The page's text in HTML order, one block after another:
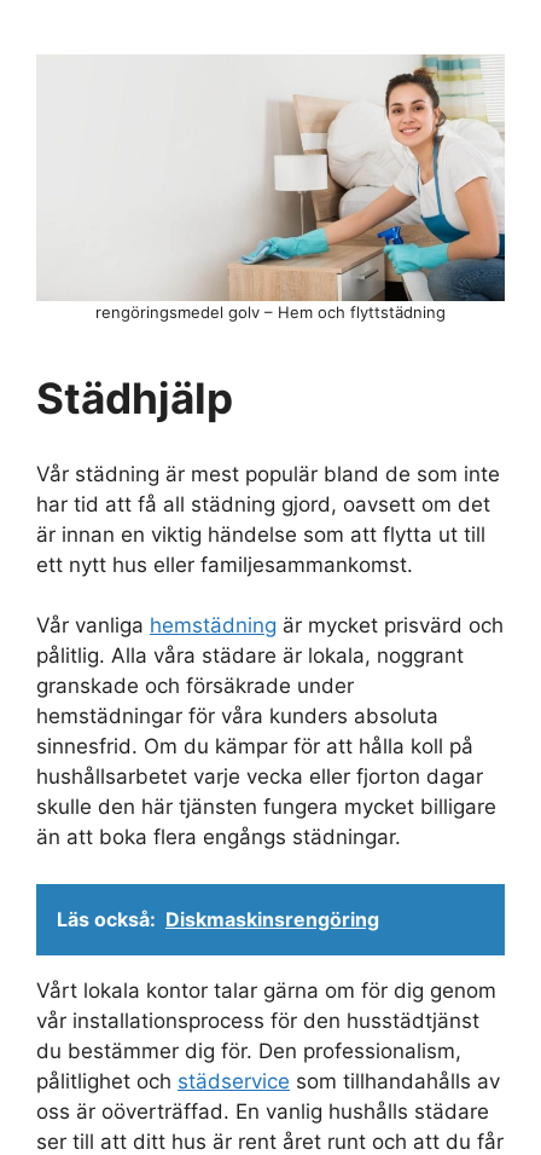
Städhjälp
Vår städning är mest populär bland de som inte
har tid att få all städning gjord, oavsett om det
är innan en viktig händelse som att flytta ut till
ett nytt hus eller familjesammankomst.
Vår vanliga hemstädning är mycket prisvärd och
pålitlig. Alla våra städare är lokala, noggrant
granskade och försäkrade under
hemstädningar för våra kunders absoluta
sinnesfrid. Om du kämpar för att hålla koll på
hushållsarbetet varje vecka eller fjorton dagar
skulle den här tjänsten fungera mycket billigare
än att boka flera engångs städningar.
Läs också: Diskmaskinsrengöring
Vårt lokala kontor talar gärna om för dig genom
vår installationsprocess för den husstädtjänst
du bestämmer dig för. Den professionalism,
pålitlighet och städservice som tillhandahålls av
oss är oöverträffad. En vanlig hushålls städare
ser till att ditt hus är rent året runt och att du får
rengöringsmedel golv – Hem och flyttstädning